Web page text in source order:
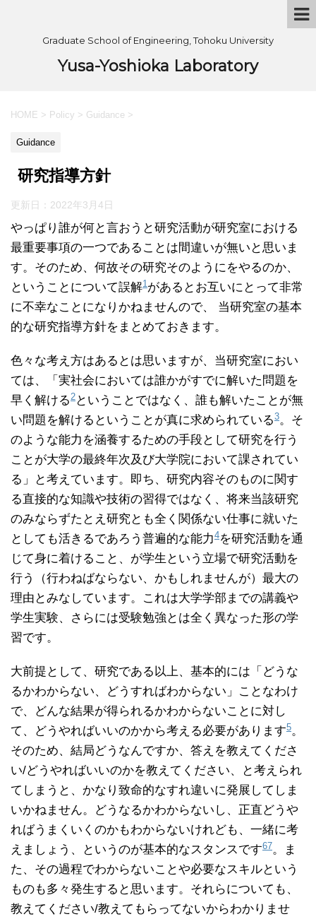
Graduate School of Engineering, Tohoku University
Yusa-Yoshioka Laboratory
HOME > Policy > Guidance >
Guidance
研究指導方針
更新日： 2022年3月4日
やっぱり誰が何と言おうと研究活動が研究室における
最重要事項の一つであることは間違いが無いと思いま
す。そのため、何故その研究そのようにをやるのか、
ということについて誤解1 があるとお互いにとって非常
に不幸なことになりかねませんので、 当研究室の基本
的な研究指導方針をまとめておきます。
色々な考え方はあるとは思いますが、当研究室におい
ては、「実社会においては誰かがすでに解いた問題を
早く解ける 2 ということではなく、誰も解いたことが無
い問題を解けるということが真に求められている3。そ
のような能力を涵養するための手段として研究を行う
ことが大学の最終年次及び大学院において課されてい
る」と考えています。即ち、研究内容そのものに関す
る直接的な知識や技術の習得ではなく、将来当該研究
のみならずたとえ研究とも全く関係ない仕事に就いた
としても活きるであろう普遍的な能力4を研究活動を通
じて身に着けること、が学生という立場で研究活動を
行う（行わねばならない、かもしれませんが）最大の
理由とみなしています。これは大学学部までの講義や
学生実験、さらには受験勉強とは全く異なった形の学
習です。
大前提として、研究である以上、基本的には「どうな
るかわからない、どうすればわからない」ことなわけ
で、どんな結果が得られるかわからないことに対し
て、どうやればいいのかから考える必要があります5。
そのため、結局どうなんですか、答えを教えてくださ
い/どうやればいいのかを教えてください、と考えられ
てしまうと、かなり致命的なすれ違いに発展してしま
いかねません。どうなるかわからないし、正直どうや
ればうまくいくのかもわからないけれども、一緒に考
えましょう、というのが基本的なスタンスです67。ま
た、その過程でわからないことや必要なスキルという
ものも多々発生すると思います。それらについても、
教えてください/教えてもらってないからわかりませ